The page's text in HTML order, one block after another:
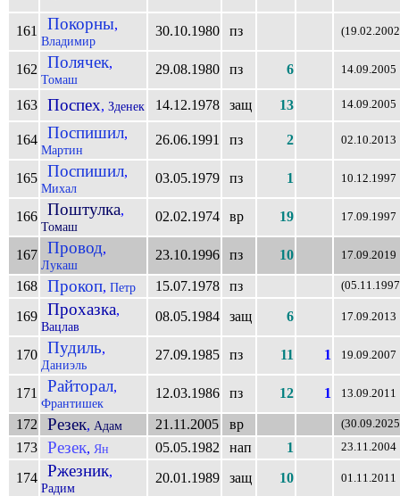
161 Покорны,
Владимир
30.10.1980 пз
162 Полячек,
Томаш
29.08.1980 пз 6 14.09.2005
163 Поспех, Зденек 14.12.1978 защ 13 14.09.2005
164 Поспишил,
Мартин
26.06.1991 пз 2 02.10.2013
165 Поспишил,
Михал
03.05.1979 пз 1 10.12.1997
166 Поштулка,
Томаш
02.02.1974 вр 19 17.09.1997
167 Провод,
Лукаш
23.10.1996 пз 10 17.09.2019
168 Прокоп, Петр 15.07.1978 пз
169 Прохазка,
Вацлав
08.05.1984 защ 6 17.09.2013
170 Пудиль,
Даниэль
27.09.1985 пз 11 1 19.09.2007
171 Райторал,
Франтишек
12.03.1986 пз 12 1 13.09.2011
172 Резек, Адам 21.11.2005 вр
173 Резек, Ян 05.05.1982 нап 1 23.11.2004
174 Ржезник,
Радим
20.01.1989 защ 10 01.11.2011